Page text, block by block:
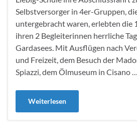
Selbstversorger in 4er-Gruppen,
untergebracht waren, erlebten die
ihren 2 Begleiterinnen herrliche
Gardasees. Mit Ausflügen nach
und Freizeit, dem Besuch der
Spiazzi, dem Ölmuseum in Cisano …
Weiterlesen